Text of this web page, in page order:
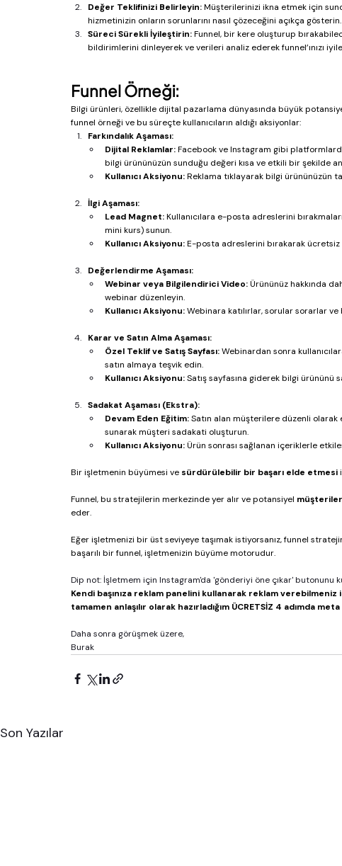
Değer Teklifinizi Belirleyin: Müşterilerinizi ikna etmek için
hizmetinizin onların sorunlarını nasıl çözeceğini açıkça gösterin.
Süreci Sürekli İyileştirin: Funnel, bir kere oluşturup
bildirimlerini dinleyerek ve verileri analiz ederek funnel’ınızı
Funnel Örneği:
Bilgi ürünleri, özellikle dijital pazarlama dünyasında büyük
funnel örneği ve bu süreçte kullanıcıların aldığı aksiyonlar:
Farkındalık Aşaması:
Dijital Reklamlar: Facebook ve Instagram gibi
bilgi ürününüzün sunduğu değeri kısa ve etkili bir şekilde
Kullanıcı Aksiyonu: Reklama tıklayarak bilgi ürününüzün
İlgi Aşaması:
Lead Magnet: Kullanıcılara e-posta adreslerini
mini kurs) sunun.
Kullanıcı Aksiyonu: E-posta adreslerini bırakarak ücretsiz
Değerlendirme Aşaması:
Webinar veya Bilgilendirici Video: Ürününüz hakkında
webinar düzenleyin.
Kullanıcı Aksiyonu: Webinara katılırlar, sorular sorarlar
Karar ve Satın Alma Aşaması:
Özel Teklif ve Satış Sayfası: Webinardan sonra
satın almaya teşvik edin.
Kullanıcı Aksiyonu: Satış sayfasına giderek bilgi ürününü
Sadakat Aşaması (Ekstra):
Devam Eden Eğitim: Satın alan müşterilere düzenli
sunarak müşteri sadakati oluşturun.
Kullanıcı Aksiyonu: Ürün sonrası sağlanan içeriklerle
Bir işletmenin büyümesi ve sürdürülebilir bir başarı elde etmesi
Funnel, bu stratejilerin merkezinde yer alır ve potansiyel
eder.
Eğer işletmenizi bir üst seviyeye taşımak istiyorsanız, funnel
başarılı bir funnel, işletmenizin büyüme motorudur.
Dip not: İşletmem için Instagram'da 'gönderiyi öne çıkar' butonunu
Kendi başınıza reklam panelini kullanarak reklam
tamamen anlaşılır olarak hazırladığım ÜCRETSİZ 4 adımda
Daha sonra görüşmek üzere,
Burak
Son Yazılar